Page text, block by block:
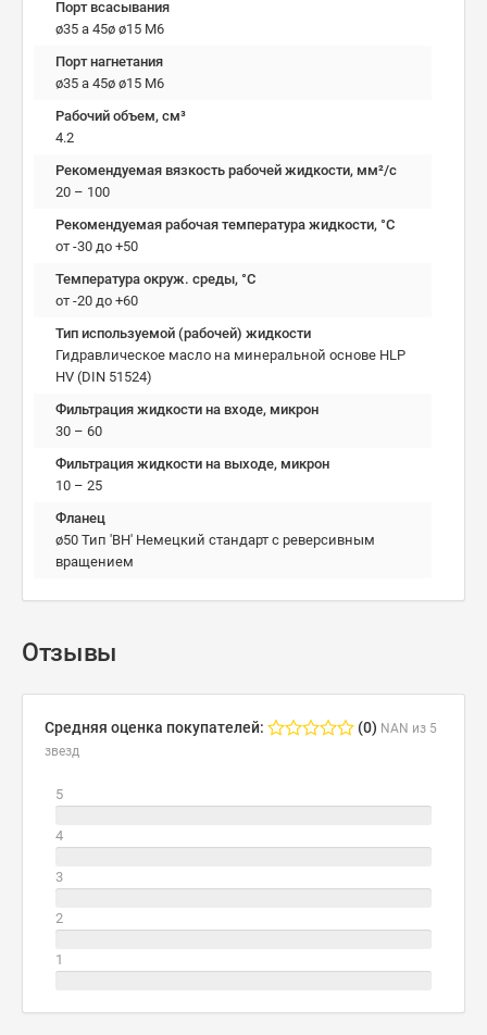
Порт всасывания
ø35 a 45ø ø15 M6
Порт нагнетания
ø35 a 45ø ø15 M6
Рабочий объем, см³
4.2
Рекомендуемая вязкость рабочей жидкости, мм²/с
20 – 100
Рекомендуемая рабочая температура жидкости, °C
от -30 до +50
Температура окруж. среды, °C
от -20 до +60
Тип используемой (рабочей) жидкости
Гидравлическое масло на минеральной основе HLP
HV (DIN 51524)
Фильтрация жидкости на входе, микрон
30 – 60
Фильтрация жидкости на выходе, микрон
10 – 25
Фланец
ø50 Тип 'BH' Немецкий стандарт с реверсивным
вращением
Отзывы
Средняя оценка покупателей: (0) NAN из 5
звезд
5
4
3
2
1